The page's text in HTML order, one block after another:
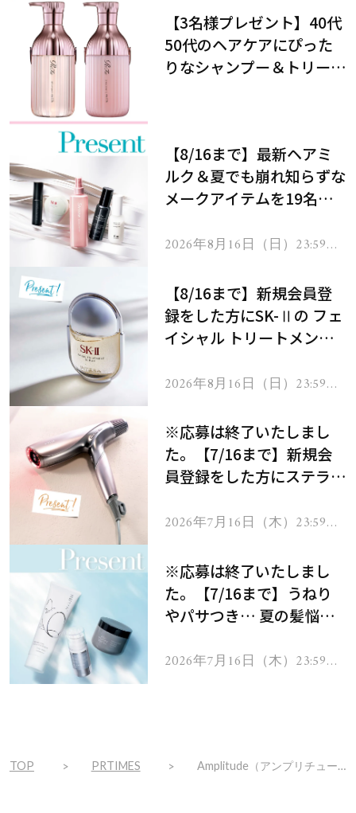
【3名様プレゼント】40代
50代のヘアケアにぴった
りなシャンプー＆トリート
【8/16まで】最新ヘアミ
ルク＆夏でも崩れ知らずな
メークアイテムを19名様
2026年8月16日（日）23:59ま
【8/16まで】新規会員登
録をした方にSK-Ⅱの フェ
イシャル トリートメント
2026年8月16日（日）23:59ま
※応募は終了いたしまし
た。【7/16まで】新規会
員登録をした方にステラボ
ヘアドライヤー ジュエル
2026年7月16日（木）23:59ま
※応募は終了いたしまし
た。【7/16まで】うねり
やパサつき… 夏の髪悩み
ムを13名様にプレゼン
2026年7月16日（木）23:59ま
TOP PRTIMES Amplitude（アンプリチュード）の”透き通る感”あふれる肌をラインで体感できる、ベースメイクキット2種が登場